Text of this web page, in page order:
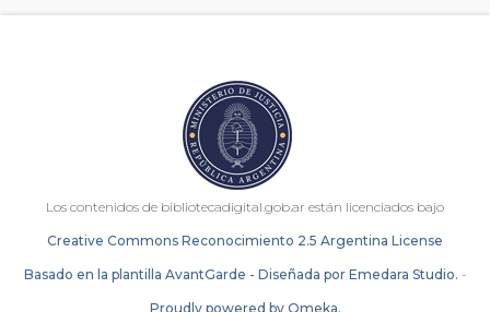
Los contenidos de bibliotecadigital.gob.ar están licenciados bajo
Creative Commons Reconocimiento 2.5 Argentina License
Basado en la plantilla AvantGarde - Diseñada por Emedara Studio. -
Proudly powered by Omeka.